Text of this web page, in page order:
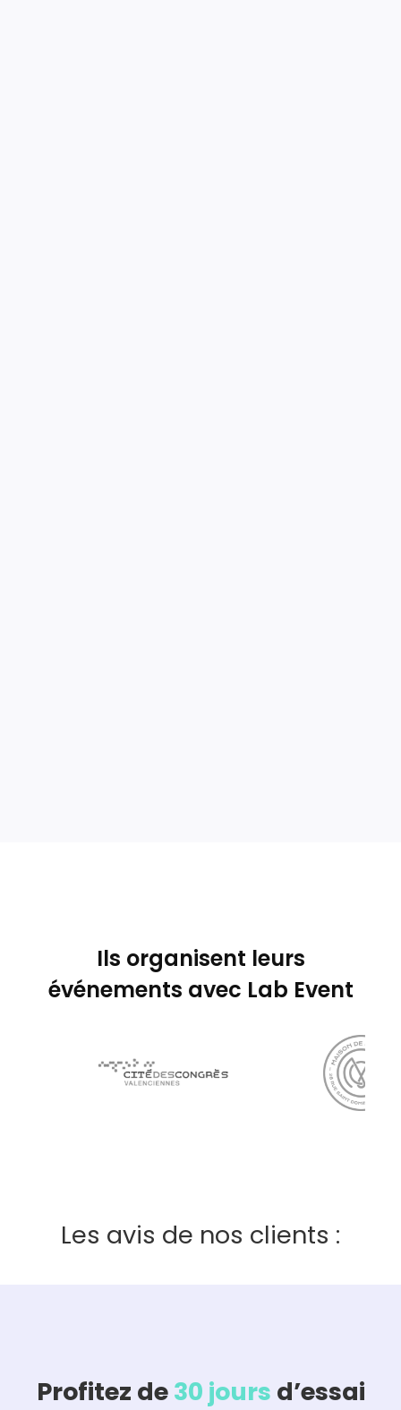
Ils organisent leurs
événements avec Lab Event
Les avis de nos clients :
Profitez de30 jours d’essai